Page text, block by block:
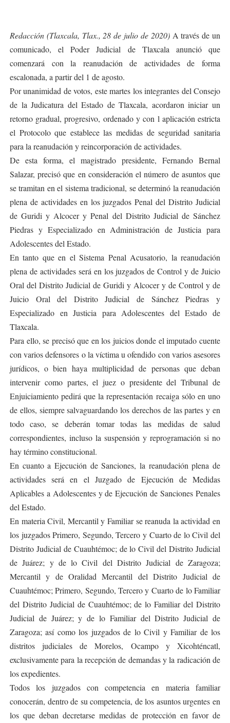
Redacción (Tlaxcala, Tlax., 28 de julio de 2020) A través de un
comunicado, el Poder Judicial de Tlaxcala anunció que
comenzará con la reanudación de actividades de forma
escalonada, a partir del 1 de agosto.
Por unanimidad de votos, este martes los integrantes del Consejo
de la Judicatura del Estado de Tlaxcala, acordaron iniciar un
retorno gradual, progresivo, ordenado y con l aplicación estricta
el Protocolo que establece las medidas de seguridad sanitaria
para la reanudación y reincorporación de actividades.
De esta forma, el magistrado presidente, Fernando Bernal
Salazar, precisó que en consideración el número de asuntos que
se tramitan en el sistema tradicional, se determinó la reanudación
plena de actividades en los juzgados Penal del Distrito Judicial
de Guridi y Alcocer y Penal del Distrito Judicial de Sánchez
Piedras y Especializado en Administración de Justicia para
Adolescentes del Estado.
En tanto que en el Sistema Penal Acusatorio, la reanudación
plena de actividades será en los juzgados de Control y de Juicio
Oral del Distrito Judicial de Guridi y Alcocer y de Control y de
Juicio Oral del Distrito Judicial de Sánchez Piedras y
Especializado en Justicia para Adolescentes del Estado de
Tlaxcala.
Para ello, se precisó que en los juicios donde el imputado cuente
con varios defensores o la víctima u ofendido con varios asesores
jurídicos, o bien haya multiplicidad de personas que deban
intervenir como partes, el juez o presidente del Tribunal de
Enjuiciamiento pedirá que la representación recaiga sólo en uno
de ellos, siempre salvaguardando los derechos de las partes y en
todo caso, se deberán tomar todas las medidas de salud
correspondientes, incluso la suspensión y reprogramación si no
hay término constitucional.
En cuanto a Ejecución de Sanciones, la reanudación plena de
actividades será en el Juzgado de Ejecución de Medidas
Aplicables a Adolescentes y de Ejecución de Sanciones Penales
del Estado.
En materia Civil, Mercantil y Familiar se reanuda la actividad en
los juzgados Primero, Segundo, Tercero y Cuarto de lo Civil del
Distrito Judicial de Cuauhtémoc; de lo Civil del Distrito Judicial
de Juárez; y de lo Civil del Distrito Judicial de Zaragoza;
Mercantil y de Oralidad Mercantil del Distrito Judicial de
Cuauhtémoc; Primero, Segundo, Tercero y Cuarto de lo Familiar
del Distrito Judicial de Cuauhtémoc; de lo Familiar del Distrito
Judicial de Juárez; y de lo Familiar del Distrito Judicial de
Zaragoza; así como los juzgados de lo Civil y Familiar de los
distritos judiciales de Morelos, Ocampo y Xicohténcatl,
exclusivamente para la recepción de demandas y la radicación de
los expedientes.
Todos los juzgados con competencia en materia familiar
conocerán, dentro de su competencia, de los asuntos urgentes en
los que deban decretarse medidas de protección en favor de